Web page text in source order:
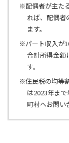
※配偶者が主た
れば、配偶者
ます。
※パート収入が
合計所得金額
す。
※住民税の均等
は2023年ま
町村へお問い